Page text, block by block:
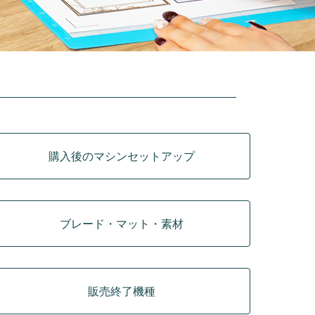
購入後のマシンセットアップ
ブレード・マット・素材
販売終了機種